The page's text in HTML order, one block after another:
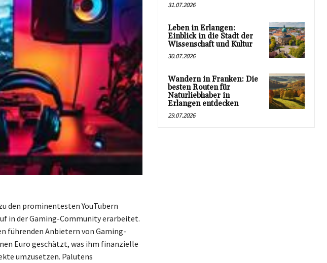
den prominentesten YouTubern
in der Gaming-Community erarbeitet.
führenden Anbietern von Gaming-
Euro geschätzt, was ihm finanzielle
umzusetzen. Palutens
31.07.2026
Leben in Erlangen:
Einblick in die Stadt der
Wissenschaft und Kultur
30.07.2026
Wandern in Franken: Die
besten Routen für
Naturliebhaber in
Erlangen entdecken
29.07.2026